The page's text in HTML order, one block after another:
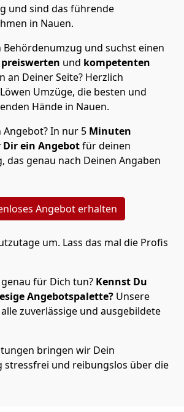
und sind das führende
in Nauen.
und suchst einen
preiswerten und kompetenten
an Deiner Seite? Herzlich
Umzüge, die besten und
Hände in Nauen.
In nur 5 Minuten
ein Angebotfür deinen
das genau nach Deinen Angaben
Angebot erhalten
um. Lass das mal die Profis
für Dich tun? Kennst Du
Angebotspalette? Unsere
zuverlässige und ausgebildete
bringen wir Dein
stressfrei und reibungslos über die